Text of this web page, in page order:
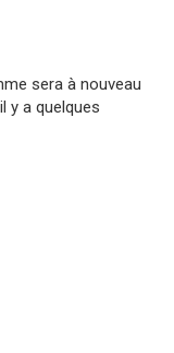
sera à nouveau
y a quelques